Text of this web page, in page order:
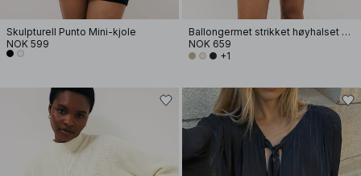
Skulpturell Punto Mini-kjole
NOK 599
Ballongermet strikket høyhalset kjole
NOK 659
+1